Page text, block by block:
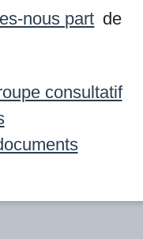
nous part de
consultatif